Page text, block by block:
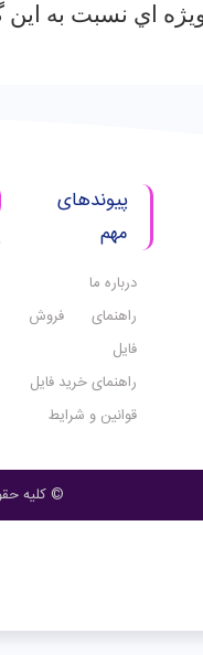
اي نسبت به اين
پیوندهای
مهم
درباره ما
راهنمای فروش
فایل
راهنمای خرید فایل
قوانین و شرایط
© کلیه